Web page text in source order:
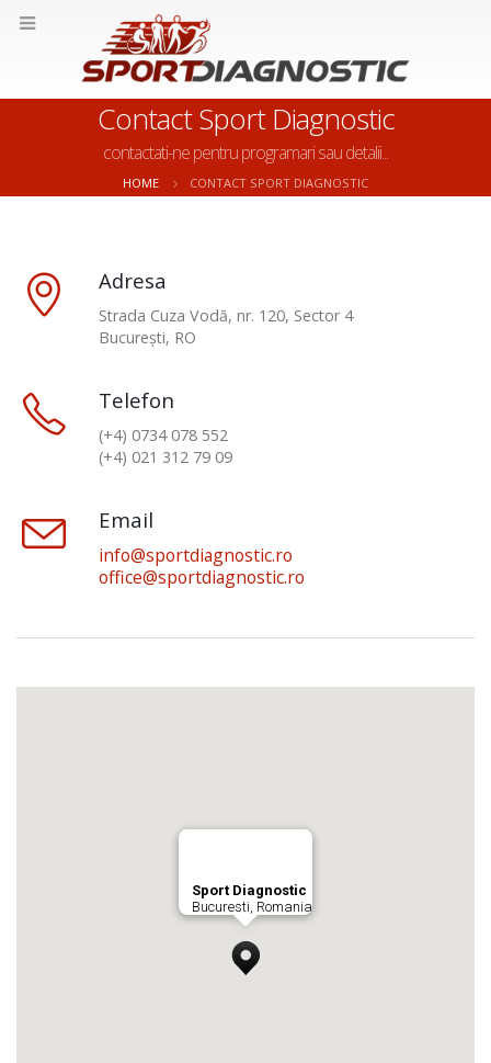
Contact Sport Diagnostic
contactati-ne pentru programari sau detalii...
HOME CONTACT SPORT DIAGNOSTIC
Adresa
Strada Cuza Vodă, nr. 120, Sector 4
București, RO
Telefon
(+4) 0734 078 552
(+4) 021 312 79 09
Email
info@sportdiagnostic.ro
office@sportdiagnostic.ro
Sport Diagnostic
Bucuresti, Romania